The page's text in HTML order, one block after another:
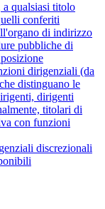
qualsiasi titolo
conferiti
di indirizzo
pubbliche di
dirigenziali (da
distinguano le
dirigenti
titolari di
con funzioni
discrezionali